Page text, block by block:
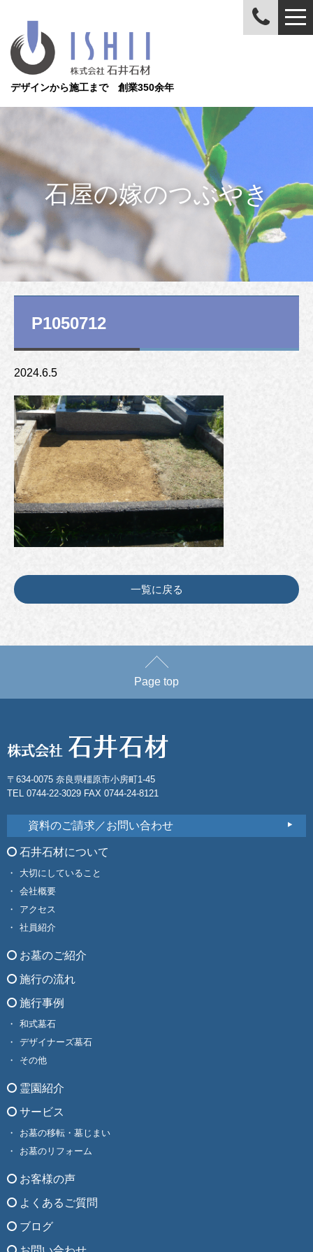
デザインから施工まで 創業350余年
石屋の嫁のつぶやき
P1050712
2024.6.5
一覧に戻る
Page top
〒634-0075 奈良県橿原市小房町1-45
TEL 0744-22-3029 FAX 0744-24-8121
資料のご請求／お問い合わせ
石井石材について
大切にしていること
会社概要
アクセス
社員紹介
お墓のご紹介
施行の流れ
施行事例
和式墓石
デザイナーズ墓石
その他
霊園紹介
サービス
お墓の移転・墓じまい
お墓のリフォーム
お客様の声
よくあるご質問
ブログ